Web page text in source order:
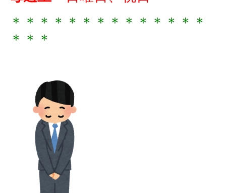
＊＊＊＊＊＊＊＊＊＊＊＊＊＊
＊＊＊